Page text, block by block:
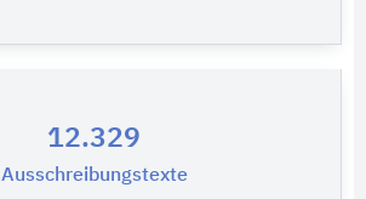
12.329
Ausschreibungstexte